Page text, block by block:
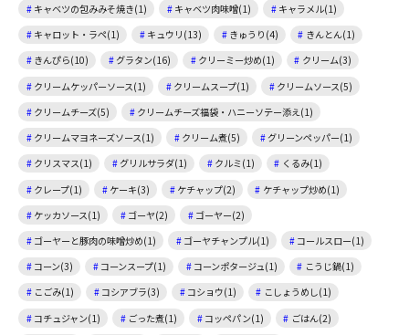
キャベツの包みみそ焼き(1)
キャベツ肉味噌(1)
キャラメル(1)
キャロット・ラペ(1)
キュウリ(13) きゅうり(4)
きんとん(1)
きんぴら(10)
グラタン(16) クリーミー炒め(1)
クリーム(3)
クリームケッパーソース(1)
クリームスープ(1)
クリームソース(5)
クリームチーズ(5)
クリームチーズ福袋・ハニーソテー添え(1)
クリームマヨネーズソース(1)
クリーム煮(5)
グリーンペッパー(1)
クリスマス(1)
グリルサラダ(1) クルミ(1)
くるみ(1)
クレープ(1)
ケーキ(3) ケチャップ(2)
ケチャップ炒め(1)
ケッカソース(1)
ゴーヤ(2)
ゴーヤー(2)
ゴーヤーと豚肉の味噌炒め(1)
ゴーヤチャンプル(1)
コールスロー(1)
コーン(3)
コーンスープ(1) コーンポタージュ(1)
こうじ鍋(1)
こごみ(1)
コシアブラ(3) コショウ(1)
こしょうめし(1)
コチュジャン(1)
ごった煮(1) コッペパン(1)
ごはん(2)